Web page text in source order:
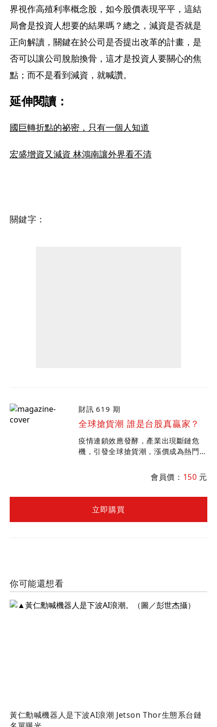
界視作高殖利率概念股，如今股價表現平平，這結
局會是投資人想要的結果嗎？總之，減資是否就是
正向解讀，關鍵在於公司是否提出改革的計畫，是
否可以讓公司脫胎換骨，這才是投資人要關心的焦
點；而不是看到減資，就喊讚。
延伸閱讀：
國巨轉折點的祕密，只有一個人知道
宏盛增資又減資 林鴻南讓外界看不清
關鍵字：
財訊 619 期
全球搶貨潮 誰是台股真贏家？
疫情連鎖效應發酵，產業出現斷鏈危
機，引發全球搶貨潮，漲價成為熱門關
波漲價潮能持續多久？其中，又有什麼
會員價： 150 元
立即購買
你可能還想看
黃仁勳喊機器人是下波AI浪潮 Jetson Thor生態系台鏈